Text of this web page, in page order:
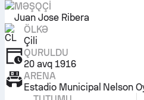
MƏŞQÇI
Juan Jose Ribera
ÖLKƏ
Çili
QURULDU
20 avq 1916
ARENA
Estadio Municipal Nelson